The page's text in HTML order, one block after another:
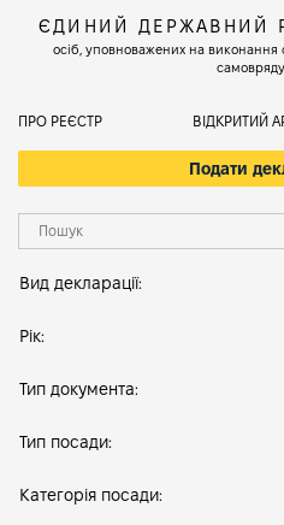
ЄДИНИЙ ДЕРЖАВНИЙ
осіб, уповноважених на виконання
ПРО РЕЄСТР ВІДКРИТИЙ
Подати
Вид декларації:
Рік:
Тип документа:
Тип посади:
Категорія посади: